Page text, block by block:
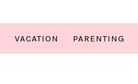
VACATION PARENTING